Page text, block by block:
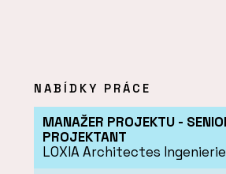
NABÍDKY PRÁCE
MANAŽER PROJEKTU -
PROJEKTANT
LOXIA Architectes